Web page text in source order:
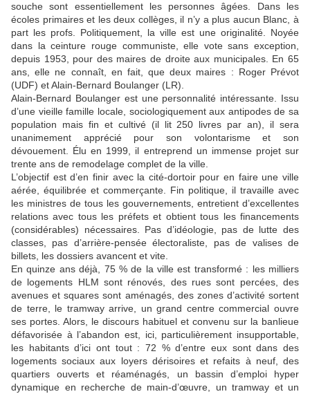
souche sont essentiellement les personnes âgées. Dans les
écoles primaires et les deux collèges, il n’y a plus aucun Blanc, à
part les profs. Politiquement, la ville est une originalité. Noyée
dans la ceinture rouge communiste, elle vote sans exception,
depuis 1953, pour des maires de droite aux municipales. En 65
ans, elle ne connaît, en fait, que deux maires : Roger Prévot
(UDF) et Alain-Bernard Boulanger (LR).
Alain-Bernard Boulanger est une personnalité intéressante. Issu
d’une vieille famille locale, sociologiquement aux antipodes de sa
population mais fin et cultivé (il lit 250 livres par an), il sera
unanimement apprécié pour son volontarisme et son
dévouement. Élu en 1999, il entreprend un immense projet sur
trente ans de remodelage complet de la ville.
L’objectif est d’en finir avec la cité-dortoir pour en faire une ville
aérée, équilibrée et commerçante. Fin politique, il travaille avec
les ministres de tous les gouvernements, entretient d’excellentes
relations avec tous les préfets et obtient tous les financements
(considérables) nécessaires. Pas d’idéologie, pas de lutte des
classes, pas d’arrière-pensée électoraliste, pas de valises de
billets, les dossiers avancent et vite.
En quinze ans déjà, 75 % de la ville est transformé : les milliers
de logements HLM sont rénovés, des rues sont percées, des
avenues et squares sont aménagés, des zones d’activité sortent
de terre, le tramway arrive, un grand centre commercial ouvre
ses portes. Alors, le discours habituel et convenu sur la banlieue
défavorisée à l’abandon est, ici, particulièrement insupportable,
les habitants d’ici ont tout : 72 % d’entre eux sont dans des
logements sociaux aux loyers dérisoires et refaits à neuf, des
quartiers ouverts et réaménagés, un bassin d’emploi hyper
dynamique en recherche de main-d’œuvre, un tramway et un